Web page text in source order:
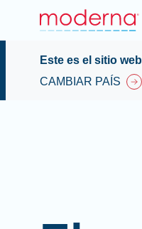
Este es el sitio
CAMBIAR PAÍS